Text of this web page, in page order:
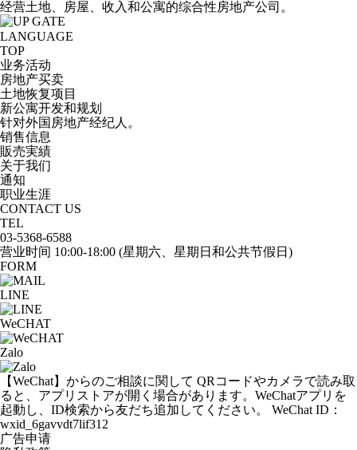
经营土地、房屋、收入和公寓的综合性房地产公司。
TOP
业务活动
房地产买卖
土地恢复项目
新公寓开发和规划
针对外国房地产经纪人。
销售信息
販売実績
关于我们
通知
职业生涯
CONTACT US
TEL
03-5368-6588
营业时间 10:00-18:00 (星期六、星期日和公共节假日)
FORM
LINE
WeCHAT
Zalo
【WeChat】からのご相談に関して QRコードやカメラで読み取
ると、アプリストアが開く場合があります。WeChatアプリを
起動し、ID検索から友だち追加してください。 WeChat ID：
wxid_6gavvdt7lif312
广告申请